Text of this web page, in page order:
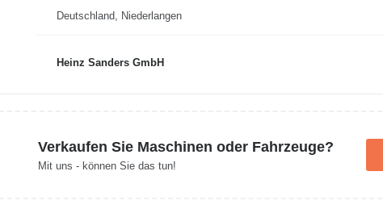
Deutschland, Niederlangen
Heinz Sanders GmbH
Verkaufen Sie Maschinen oder Fahrzeuge?
Mit uns - können Sie das tun!